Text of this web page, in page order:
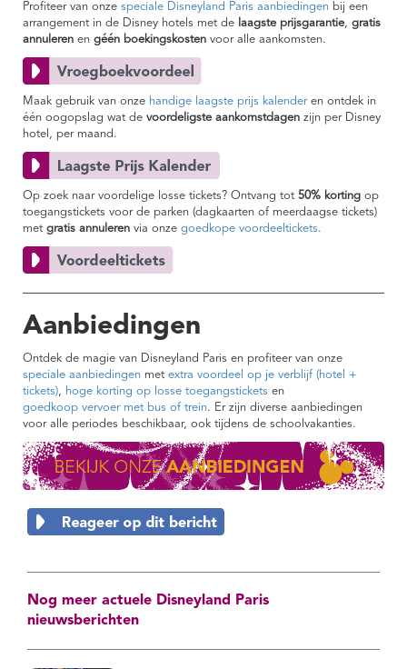
Profiteer van onze speciale Disneyland Paris aanbiedingen bij een
arrangement in de Disney hotels met de laagste prijsgarantie, gratis
annuleren en géén boekingskosten voor alle aankomsten.
Maak gebruik van onze handige laagste prijs kalenderen ontdek in
één oogopslag wat de voordeligste aankomstdagen zijn per Disney
hotel, per maand.
Op zoek naar voordelige losse tickets? Ontvang tot 50% korting op
toegangstickets voor de parken (dagkaarten of meerdaagse tickets)
met gratis annuleren via onze goedkope voordeeltickets.
Aanbiedingen
Ontdek de magie van Disneyland Paris en profiteer van onze
speciale aanbiedingen met extra voordeel op je verblijf (hotel +
tickets), hoge korting op losse toegangstickets en
goedkoop vervoer met bus of trein. Er zijn diverse aanbiedingen
voor alle periodes beschikbaar, ook tijdens de schoolvakanties.
Nog meer actuele Disneyland Paris
nieuwsberichten